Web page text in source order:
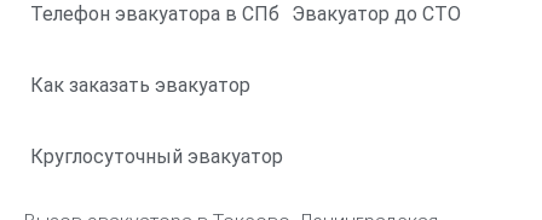
Телефон эвакуатора в СПб Эвакуатор до СТО
Как заказать эвакуатор
Круглосуточный эвакуатор